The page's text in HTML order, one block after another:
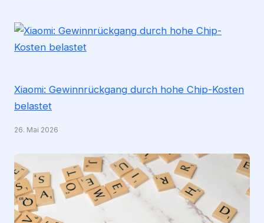
Xiaomi: Gewinnrückgang durch hohe Chip-Kosten
belastet
26. Mai 2026